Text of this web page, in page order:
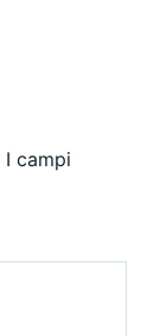
I campi